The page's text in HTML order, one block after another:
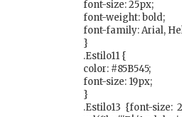
font-size: 25px;
font-weight: bold;
font-family: Arial,
}
.Estilo11 {
color: #85B545;
font-size: 19px;
}
.Estilo13 {font-size: